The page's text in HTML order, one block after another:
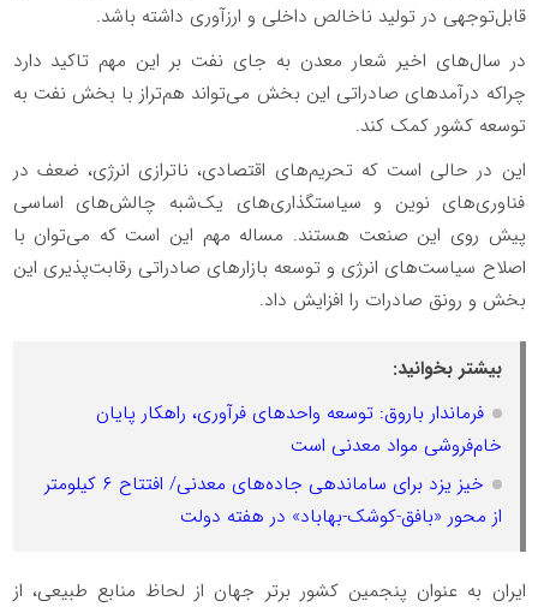
قابل‌توجهی در تولید ناخالص داخلی و ارزآوری داشته باشد.
در سال‌های اخیر شعار معدن به جای نفت بر این مهم تاکید دارد
چراکه درآمدهای صادراتی این بخش می‌تواند هم‌تراز با بخش نفت به
توسعه کشور کمک کند.
این در حالی است که تحریم‌های اقتصادی، ناترازی انرژی، ضعف در
فناوری‌‌های نوین و سیاستگذاری‌های یک‌شبه چالش‌های اساسی
پیش روی این صنعت هستند. مساله مهم این است که می‌توان با
اصلاح سیاست‌های انرژی و توسعه بازار‌های صادراتی رقابت‌پذیری این
بخش و رونق صادرات را افزایش داد.
بیشتر بخوانید:
فرماندار باروق: توسعه واحدهای فرآوری، راهکار پایان
خام‌فروشی مواد معدنی است
خیز یزد برای ساماندهی جاده‌های معدنی/ افتتاح ۶ کیلومتر
از محور «بافق-کوشک-بهاباد» در هفته دولت
ایران به عنوان پنجمین کشور برتر جهان از لحاظ منابع طبیعی، از